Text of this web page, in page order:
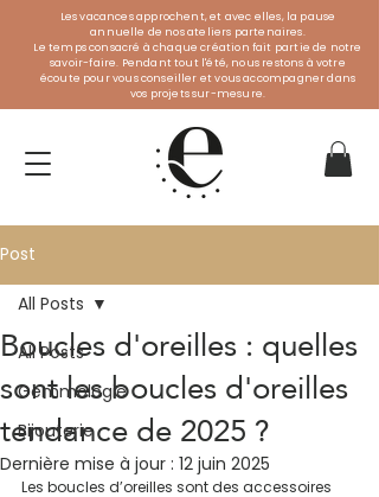
Les vacances approchent, et avec elles, la pause
annuelle de nos ateliers partenaires.
Le temps consacré à chaque création fait partie de notre
savoir-faire. Pendant tout l'été, nous restons à votre
écoute pour vous conseiller et vous accompagner dans
vos projets sur-mesure.
Post
All Posts
Gemmologie
Bijouterie
All Posts
Boucles d'oreilles : quelles
sont les boucles d'oreilles
tendance de 2025 ?
Dernière mise à jour : 12 juin 2025
Les boucles d’oreilles sont des accessoires